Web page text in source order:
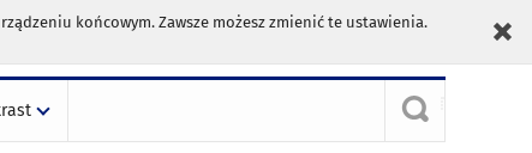
końcowym. Zawsze możesz zmienić te ustawienia.